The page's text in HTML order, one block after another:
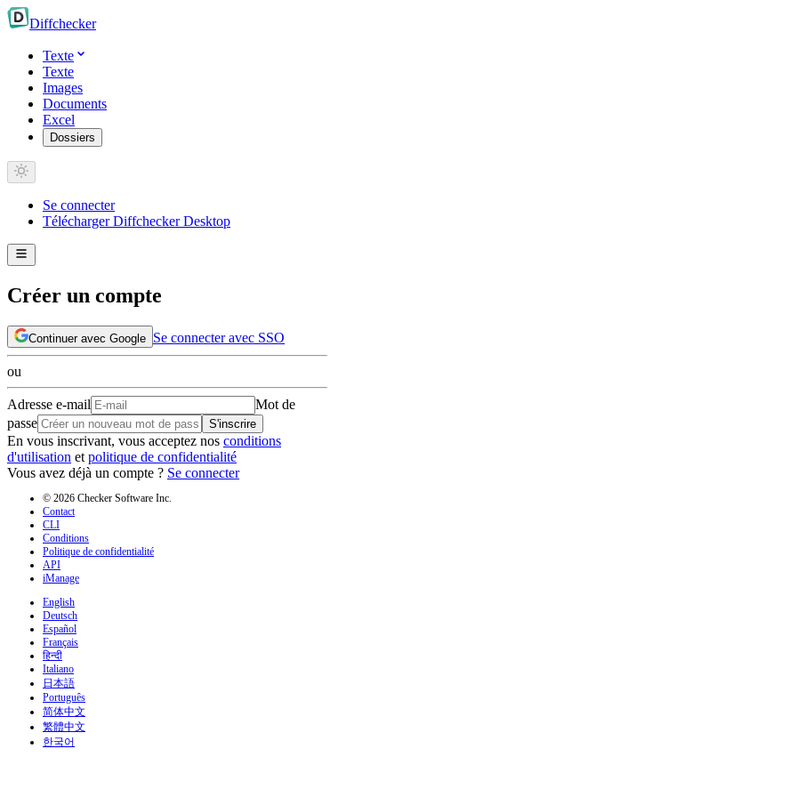
Diffchecker
Texte
Texte
Images
Documents
Excel
Dossiers
Se connecter
Télécharger Diffchecker Desktop
Créer un compte
Continuer avec Google Se connecter avec SSO
ou
Adresse e-mail
Mot de
passe
S'inscrire
En vous inscrivant, vous acceptez nos conditions
d'utilisation et politique de confidentialité
Vous avez déjà un compte ? Se connecter
© 2026 Checker Software Inc.
Contact
CLI
Conditions
Politique de confidentialité
API
iManage
English
Deutsch
Español
Français
हिन्दी
Italiano
日本語
Português
简体中文
繁體中文
한국어